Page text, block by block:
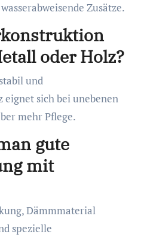
Zusätze.
oder Holz?
eignet sich bei unebenen
mehr Pflege.
gute
mit
spezielle